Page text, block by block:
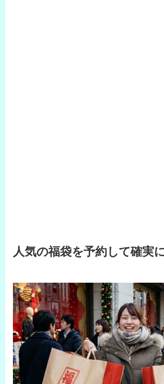
人気の福袋を予約して確実